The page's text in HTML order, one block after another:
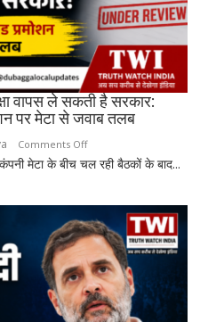
पहुंचे
दाम
वापस ले सकती है सरकार:
पर मेटा से जवाब तलब
Comments Offon
फेसबुक-
कानूनी
सुरक्षा
वापस
ले
सकती
मेटा के बीच चल रही बैठकों के बाद...